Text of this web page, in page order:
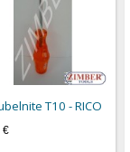
Т10 - RICO
€